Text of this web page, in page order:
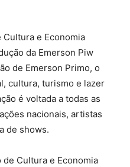
e Economia
da Emerson Piw
de Emerson Primo, o
cultura, turismo e lazer
é voltada a todas as
nacionais, artistas
de shows.
Cultura e Economia